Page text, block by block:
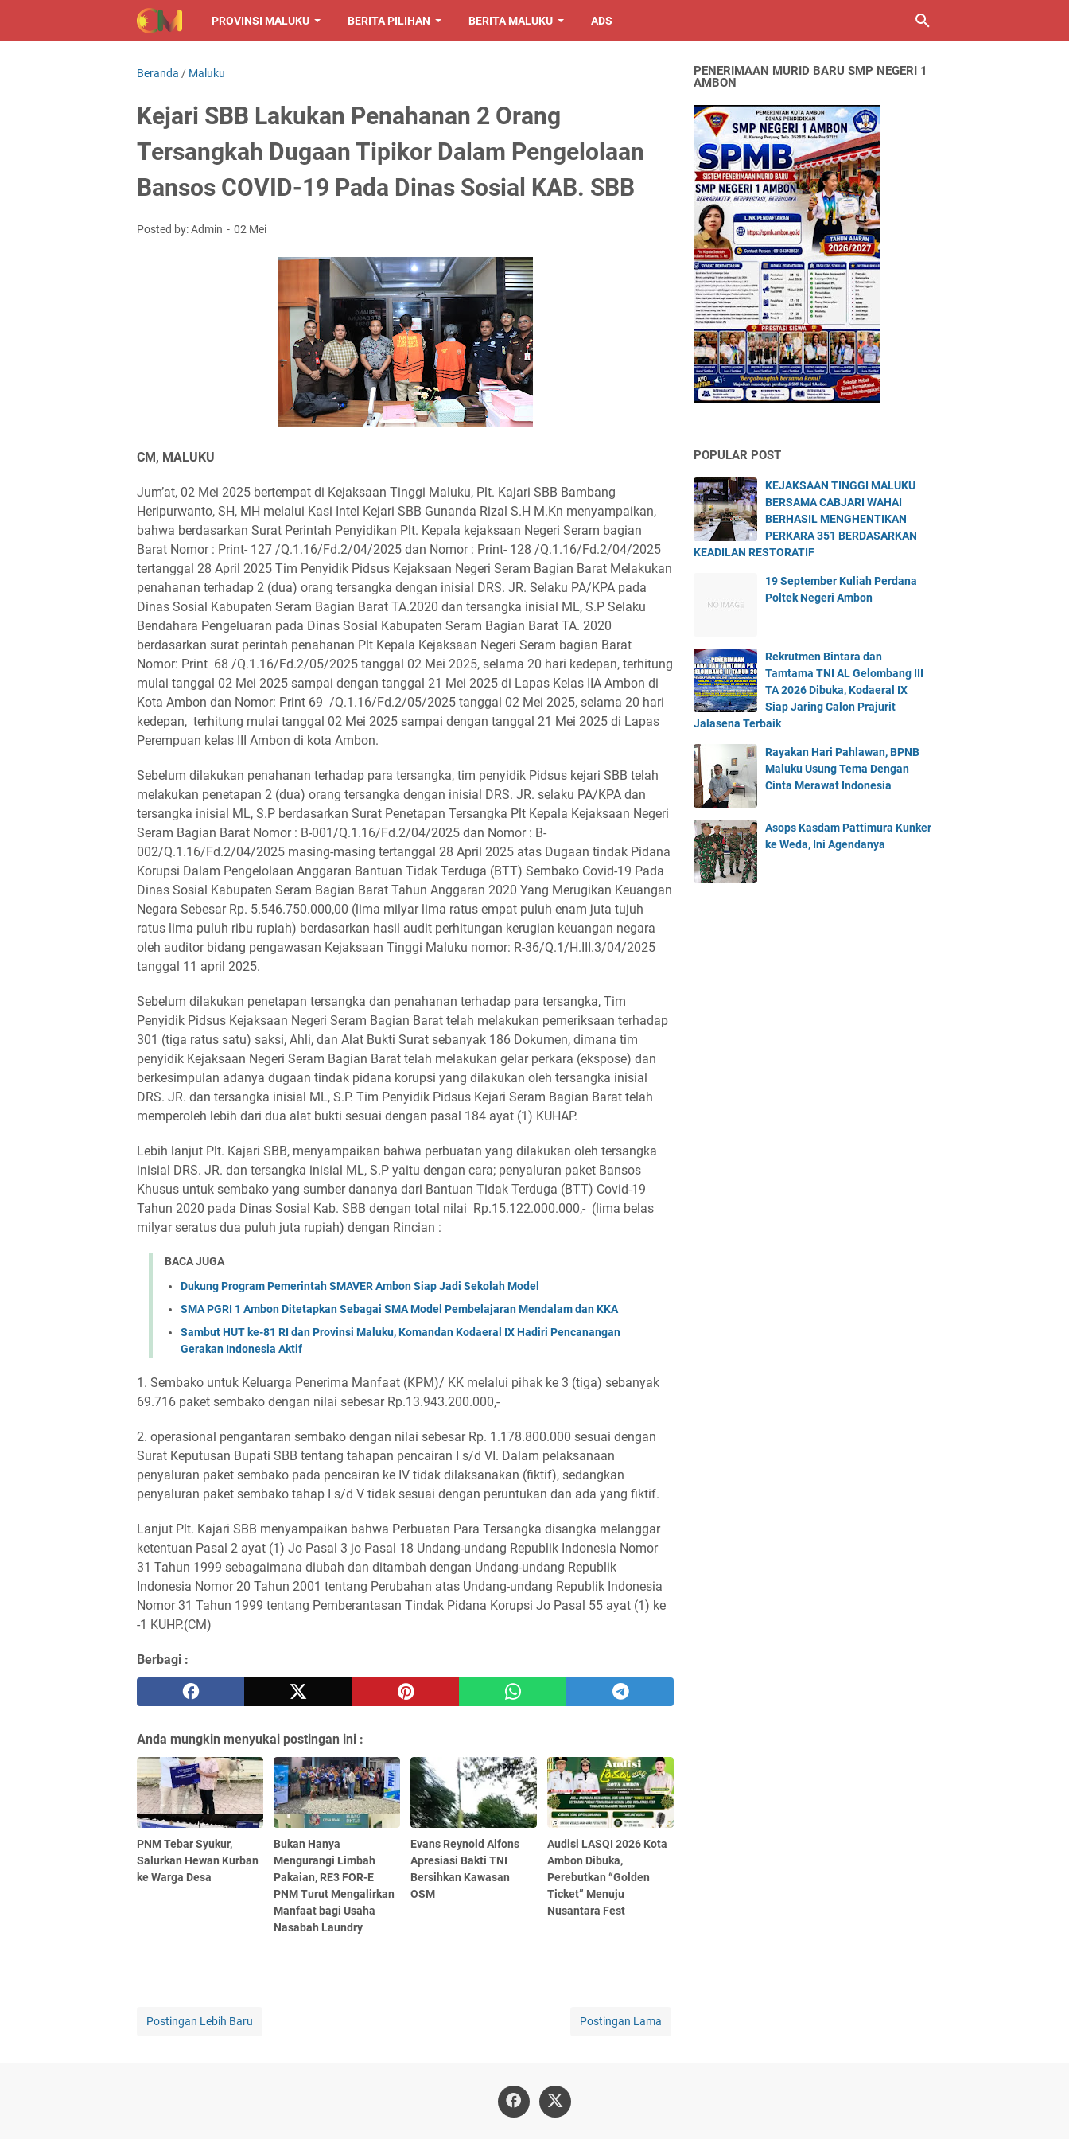
PROVINSI MALUKU BERITA PILIHAN BERITA MALUKU ADS
Beranda / Maluku
Kejari SBB Lakukan Penahanan 2 Orang
Tersangkah Dugaan Tipikor Dalam Pengelolaan
Bansos COVID-19 Pada Dinas Sosial KAB. SBB
Posted by: Admin 02 Mei
CM, MALUKU
Jum’at, 02 Mei 2025 bertempat di Kejaksaan Tinggi Maluku, Plt. Kajari SBB Bambang
Heripurwanto, SH, MH melalui Kasi Intel Kejari SBB Gunanda Rizal S.H M.Kn menyampaikan,
bahwa berdasarkan Surat Perintah Penyidikan Plt. Kepala kejaksaan Negeri Seram bagian
Barat Nomor : Print- 127 /Q.1.16/Fd.2/04/2025 dan Nomor : Print- 128 /Q.1.16/Fd.2/04/2025
tertanggal 28 April 2025 Tim Penyidik Pidsus Kejaksaan Negeri Seram Bagian Barat Melakukan
penahanan terhadap 2 (dua) orang tersangka dengan inisial DRS. JR. Selaku PA/KPA pada
Dinas Sosial Kabupaten Seram Bagian Barat TA.2020 dan tersangka inisial ML, S.P Selaku
Bendahara Pengeluaran pada Dinas Sosial Kabupaten Seram Bagian Barat TA. 2020
berdasarkan surat perintah penahanan Plt Kepala Kejaksaan Negeri Seram bagian Barat
Nomor: Print 68 /Q.1.16/Fd.2/05/2025 tanggal 02 Mei 2025, selama 20 hari kedepan, terhitung
mulai tanggal 02 Mei 2025 sampai dengan tanggal 21 Mei 2025 di Lapas Kelas IIA Ambon di
Kota Ambon dan Nomor: Print 69 /Q.1.16/Fd.2/05/2025 tanggal 02 Mei 2025, selama 20 hari
kedepan, terhitung mulai tanggal 02 Mei 2025 sampai dengan tanggal 21 Mei 2025 di Lapas
Perempuan kelas III Ambon di kota Ambon.
Sebelum dilakukan penahanan terhadap para tersangka, tim penyidik Pidsus kejari SBB telah
melakukan penetapan 2 (dua) orang tersangka dengan inisial DRS. JR. selaku PA/KPA dan
tersangka inisial ML, S.P berdasarkan Surat Penetapan Tersangka Plt Kepala Kejaksaan Negeri
Seram Bagian Barat Nomor : B-001/Q.1.16/Fd.2/04/2025 dan Nomor : B-
002/Q.1.16/Fd.2/04/2025 masing-masing tertanggal 28 April 2025 atas Dugaan tindak Pidana
Korupsi Dalam Pengelolaan Anggaran Bantuan Tidak Terduga (BTT) Sembako Covid-19 Pada
Dinas Sosial Kabupaten Seram Bagian Barat Tahun Anggaran 2020 Yang Merugikan Keuangan
Negara Sebesar Rp. 5.546.750.000,00 (lima milyar lima ratus empat puluh enam juta tujuh
ratus lima puluh ribu rupiah) berdasarkan hasil audit perhitungan kerugian keuangan negara
oleh auditor bidang pengawasan Kejaksaan Tinggi Maluku nomor: R-36/Q.1/H.III.3/04/2025
tanggal 11 april 2025.
Sebelum dilakukan penetapan tersangka dan penahanan terhadap para tersangka, Tim
Penyidik Pidsus Kejaksaan Negeri Seram Bagian Barat telah melakukan pemeriksaan terhadap
301 (tiga ratus satu) saksi, Ahli, dan Alat Bukti Surat sebanyak 186 Dokumen, dimana tim
penyidik Kejaksaan Negeri Seram Bagian Barat telah melakukan gelar perkara (ekspose) dan
berkesimpulan adanya dugaan tindak pidana korupsi yang dilakukan oleh tersangka inisial
DRS. JR. dan tersangka inisial ML, S.P. Tim Penyidik Pidsus Kejari Seram Bagian Barat telah
memperoleh lebih dari dua alat bukti sesuai dengan pasal 184 ayat (1) KUHAP.
Lebih lanjut Plt. Kajari SBB, menyampaikan bahwa perbuatan yang dilakukan oleh tersangka
inisial DRS. JR. dan tersangka inisial ML, S.P yaitu dengan cara; penyaluran paket Bansos
Khusus untuk sembako yang sumber dananya dari Bantuan Tidak Terduga (BTT) Covid-19
Tahun 2020 pada Dinas Sosial Kab. SBB dengan total nilai Rp.15.122.000.000,- (lima belas
milyar seratus dua puluh juta rupiah) dengan Rincian :
BACA JUGA
Dukung Program Pemerintah SMAVER Ambon Siap Jadi Sekolah Model
SMA PGRI 1 Ambon Ditetapkan Sebagai SMA Model Pembelajaran Mendalam dan KKA
Sambut HUT ke-81 RI dan Provinsi Maluku, Komandan Kodaeral IX Hadiri Pencanangan
Gerakan Indonesia Aktif
1. Sembako untuk Keluarga Penerima Manfaat (KPM)/ KK melalui pihak ke 3 (tiga) sebanyak
69.716 paket sembako dengan nilai sebesar Rp.13.943.200.000,-
2. operasional pengantaran sembako dengan nilai sebesar Rp. 1.178.800.000 sesuai dengan
Surat Keputusan Bupati SBB tentang tahapan pencairan I s/d VI. Dalam pelaksanaan
penyaluran paket sembako pada pencairan ke IV tidak dilaksanakan (fiktif), sedangkan
penyaluran paket sembako tahap I s/d V tidak sesuai dengan peruntukan dan ada yang fiktif.
Lanjut Plt. Kajari SBB menyampaikan bahwa Perbuatan Para Tersangka disangka melanggar
ketentuan Pasal 2 ayat (1) Jo Pasal 3 jo Pasal 18 Undang-undang Republik Indonesia Nomor
31 Tahun 1999 sebagaimana diubah dan ditambah dengan Undang-undang Republik
Indonesia Nomor 20 Tahun 2001 tentang Perubahan atas Undang-undang Republik Indonesia
Nomor 31 Tahun 1999 tentang Pemberantasan Tindak Pidana Korupsi Jo Pasal 55 ayat (1) ke
-1 KUHP.(CM)
Berbagi :
Anda mungkin menyukai postingan ini :
PNM Tebar Syukur,
Salurkan Hewan Kurban
ke Warga Desa
Bukan Hanya
Mengurangi Limbah
Pakaian, RE3 FOR-E
PNM Turut Mengalirkan
Manfaat bagi Usaha
Nasabah Laundry
Evans Reynold Alfons
Apresiasi Bakti TNI
Bersihkan Kawasan
OSM
Audisi LASQI 2026 Kota
Ambon Dibuka,
Perebutkan “Golden
Ticket” Menuju
Nusantara Fest
Postingan Lebih Baru Postingan Lama
PENERIMAAN MURID BARU SMP NEGERI 1
AMBON
POPULAR POST
KEJAKSAAN TINGGI MALUKU
BERSAMA CABJARI WAHAI
BERHASIL MENGHENTIKAN
PERKARA 351 BERDASARKAN
KEADILAN RESTORATIF
19 September Kuliah Perdana
Poltek Negeri Ambon
Rekrutmen Bintara dan
Tamtama TNI AL Gelombang III
TA 2026 Dibuka, Kodaeral IX
Siap Jaring Calon Prajurit
Jalasena Terbaik
Rayakan Hari Pahlawan, BPNB
Maluku Usung Tema Dengan
Cinta Merawat Indonesia
Asops Kasdam Pattimura Kunker
ke Weda, Ini Agendanya